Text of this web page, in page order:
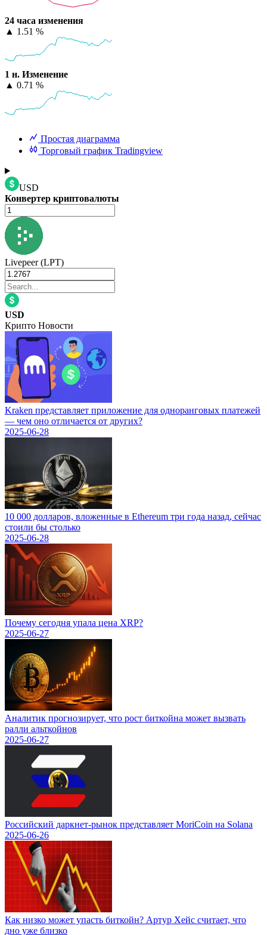
24 часа изменения
▲ 1.51 %
1 н. Изменение
▲ 0.71 %
Простая диаграмма
Торговый график Tradingview
USD
Конвертер криптовалюты
Livepeer (LPT)
USD
Крипто Новости
Kraken представляет приложение для одноранговых платежей
— чем оно отличается от других?
2025-06-28
10 000 долларов, вложенные в Ethereum три года назад, сейчас
стоили бы столько
2025-06-28
Почему сегодня упала цена XRP?
2025-06-27
Аналитик прогнозирует, что рост биткойна может вызвать
ралли альткойнов
2025-06-27
Российский даркнет-рынок представляет MoriCoin на Solana
2025-06-26
Как низко может упасть биткойн? Артур Хейс считает, что
дно уже близко